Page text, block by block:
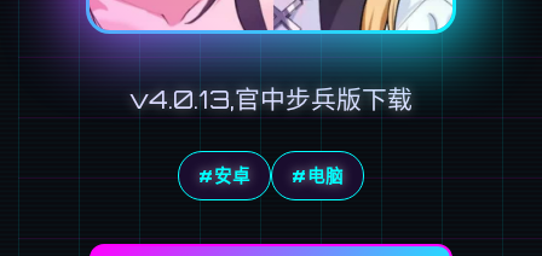
v4.0.13,官中步兵版下载
#安卓 #电脑